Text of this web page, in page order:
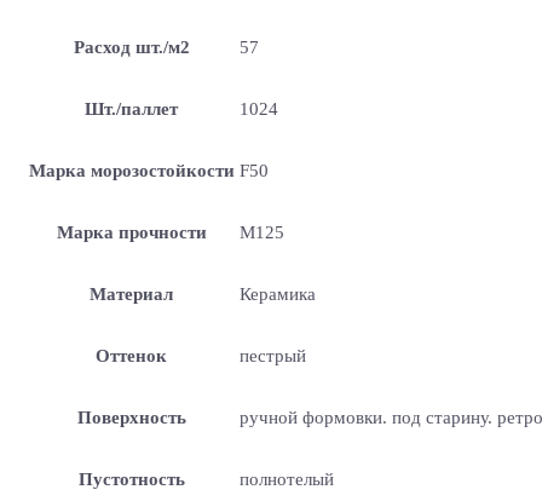
Расход шт./м2 57
Шт./паллет 1024
Марка морозостойкости F50
Марка прочности М125
Материал Керамика
Оттенок пестрый
Поверхность ручной формовки. под старину. ретро
Пустотность полнотелый